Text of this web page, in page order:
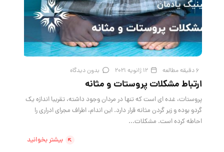
6 دقیقه مطالعه 12 ژانویه 2021 بدون دیدگاه
ارتباط مشکلات پروستات و مثانه
پروستات، غده ای است که تنها در مردان وجود داشته، تقریبا اندازه یک
گردو بوده و زیر گردن مثانه قرار دارد. این اندام، اطراف مجرای ادراری را
احاطه کرده است. مشکلات...
بیشتر بخوانید